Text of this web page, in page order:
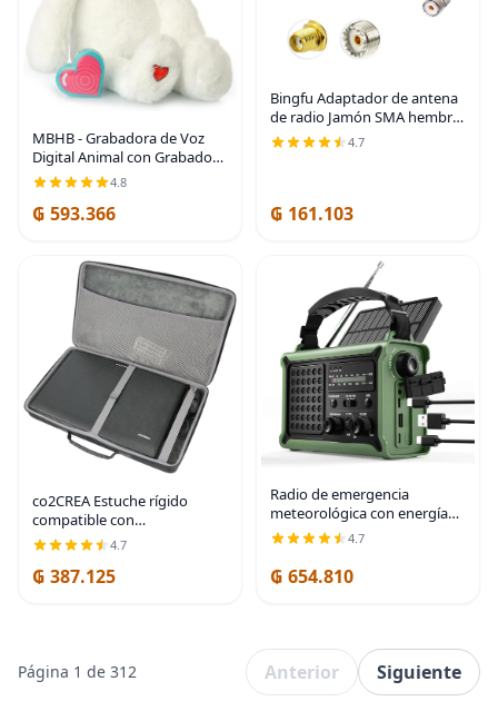
MBHB - Grabadora de Voz
Digital Animal con Grabadora
de 20 Segundos, Dictáfono
para Capturar los Latidos del
Corazón del Bebé Durante el
4.8
₲ 593.366
Bingfu Adaptador de antena
de radio Jamón SMA hembra
a UHF SO239 hembra RG58
Cable de puente coaxial de
4.7
₲ 161.103
co2CREA Estuche rígido
compatible con
PROSCAN/FANGOR/Sylvania
13.3 pulgadas portátil Bluray
Player pantalla giratoria
4.7
₲ 387.125
Radio de emergencia
meteorológica con energía
solar y manivela –
luz de lectura, carga USB y
SOS – Equipo de
4.7
₲ 654.810
Página 1 de 312 Anterior Siguiente